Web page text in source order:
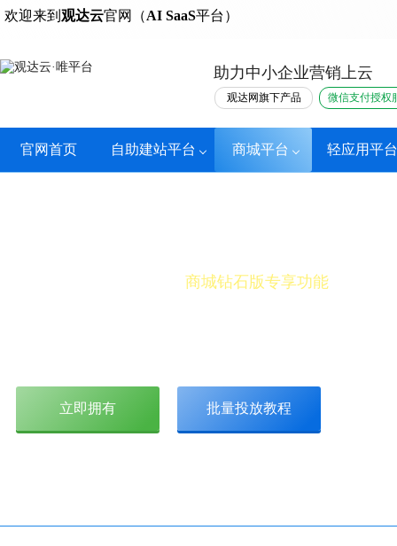
热门
欢迎来到 观达云官网（AI SaaS平台）
助力中小企业营销上云
官网首页 自助建站平台 商城平台 轻应用平台
观达网旗下产品 微信支付授权
批量投放教程
立即拥有
商城钻石版专享功能